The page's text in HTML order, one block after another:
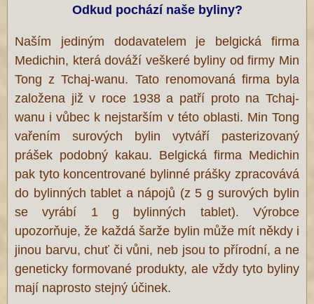
Odkud pochází naše byliny?
Naším jediným dodavatelem je belgická firma
Medichin, která dováží veškeré byliny od firmy Min
Tong z Tchaj-wanu. Tato renomovaná firma byla
založena již v roce 1938 a patří proto na Tchaj-
wanu i vůbec k nejstarším v této oblasti. Min Tong
vařením surových bylin vytváří pasterizovaný
prášek podobný kakau. Belgická firma Medichin
pak tyto koncentrované bylinné prášky zpracovává
do bylinných tablet a nápojů (z 5 g surových bylin
se vyrábí 1 g bylinných tablet). Výrobce
upozorňuje, že každá šarže bylin může mít někdy i
jinou barvu, chuť či vůni, neb jsou to přírodní, a ne
geneticky formované produkty, ale vždy tyto byliny
mají naprosto stejný účinek.